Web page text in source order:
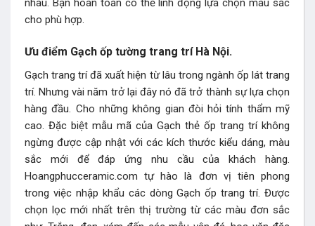
nhau. Bạn hoàn toàn có thể linh động lựa chọn màu sắc
cho phù hợp.
Ưu điểm Gạch ốp tường trang trí Hà Nội.
Gạch trang trí đã xuất hiện từ lâu trong ngành ốp lát trang
trí. Nhưng vài năm trở lại đây nó đã trở thành sự lựa chọn
hàng đầu. Cho những không gian đòi hỏi tính thẩm mỹ
cao. Đặc biệt mẫu mã của Gạch thẻ ốp trang trí không
ngừng được cập nhật với các kích thước kiểu dáng, màu
sắc mới để đáp ứng nhu cầu của khách hàng.
Hoangphucceramic.com tự hào là đơn vị tiên phong
trong việc nhập khẩu các dòng Gạch ốp trang trí. Được
chọn lọc mới nhất trên thị trường từ các màu đơn sắc